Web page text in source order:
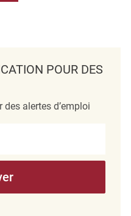
POUR DES
alertes d’emploi